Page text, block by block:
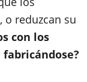
o reduzcan su
con los